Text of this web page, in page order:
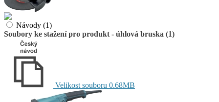
Návody (1)
Soubory ke stažení pro produkt - úhlová bruska (1)
Velikost souboru 0.68MB